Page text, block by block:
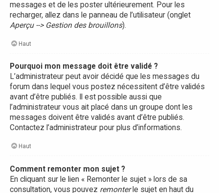
messages et de les poster ultérieurement. Pour les
recharger, allez dans le panneau de l’utilisateur (onglet
Aperçu --> Gestion des brouillons).
Haut
Pourquoi mon message doit être validé ?
L’administrateur peut avoir décidé que les messages du
forum dans lequel vous postez nécessitent d’être validés
avant d’être publiés. Il est possible aussi que
l’administrateur vous ait placé dans un groupe dont les
messages doivent être validés avant d’être publiés.
Contactez l’administrateur pour plus d’informations.
Haut
Comment remonter mon sujet ?
En cliquant sur le lien « Remonter le sujet » lors de sa
consultation, vous pouvez remonterle sujet en haut du